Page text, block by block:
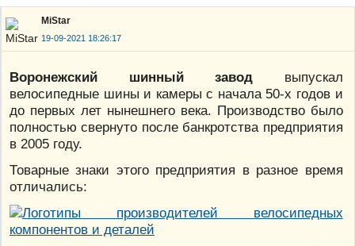
MiStar
19-09-2021 18:26:17
Воронежский шинный завод выпускал
велосипедные шины и камеры с начала 50-х годов и
до первых лет нынешнего века. Производство было
полностью свернуто после банкротства предприятия
в 2005 году.
Товарные знаки этого предприятия в разное время
отличались: